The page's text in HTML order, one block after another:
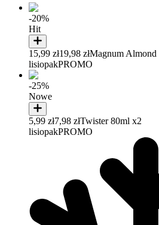
-20%
Hit
15,99 zł19,98 złMagnum Almond
lisiopakPROMO
-25%
Nowe
5,99 zł7,98 złTwister 80ml x2
lisiopakPROMO